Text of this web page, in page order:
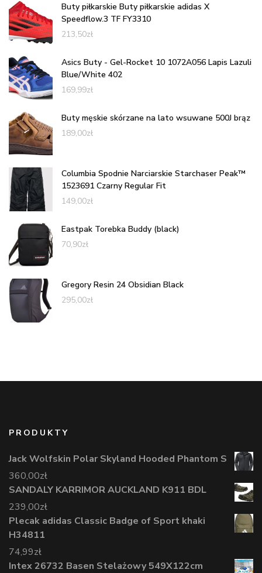
Buty piłkarskie Buty piłkarskie adidas X
Speedflow.3 TF FY3310
213,50zł
Asics Buty - Gel-Rocket 10 1072A056 Lapis Lazuli
Blue/White 402
169,99zł
Buty męskie skórzane na lato wsuwane 500J brąz
189,00zł
Columbia Spodnie Narciarskie Starchaser Peak™
1523691 Czarny Regular Fit
149,00zł
Eastpak Torebka Buddy (black)
70,90zł
Gregory Resin 24 Obsidian Black
295,00zł
PRODUKTY
Jack Wolfskin Polar Skyland Hooded Phantom S
360,00zł
SANDALY KARRIMOR AUCKLAND K911 BDL
239,00zł
Plecak adidas Classic Badge of Sport khaki
H34811
74,99zł
Intex 26732 Basen Stelażowy 549X122cm